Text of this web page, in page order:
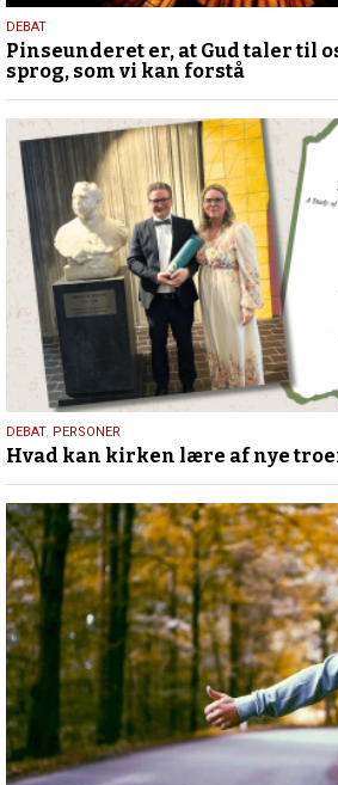
5.
august
2026
DEBAT
Pinseunderet er, at Gud taler til
sprog, som vi kan forstå
25.
juli
2026
DEBAT, PERSONER
Hvad kan kirken lære af nye